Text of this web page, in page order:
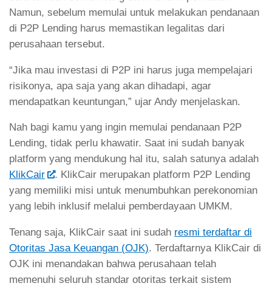
Namun, sebelum memulai untuk melakukan pendanaan
di P2P Lending harus memastikan legalitas dari
perusahaan tersebut.
“Jika mau investasi di P2P ini harus juga mempelajari
risikonya, apa saja yang akan dihadapi, agar
mendapatkan keuntungan,” ujar Andy menjelaskan.
Nah bagi kamu yang ingin memulai pendanaan P2P
Lending, tidak perlu khawatir. Saat ini sudah banyak
platform yang mendukung hal itu, salah satunya adalah
KlikCair
. KlikCair merupakan platform P2P Lending
yang memiliki misi untuk menumbuhkan perekonomian
yang lebih inklusif melalui pemberdayaan UMKM.
Tenang saja, KlikCair saat ini sudah resmi terdaftar di
Otoritas Jasa Keuangan (OJK). Terdaftarnya KlikCair di
OJK ini menandakan bahwa perusahaan telah
memenuhi seluruh standar otoritas terkait sistem